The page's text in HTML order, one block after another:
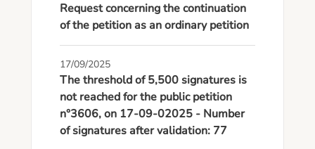
Request concerning the continuation
of the petition as an ordinary petition
17/09/2025
The threshold of 5,500 signatures is
not reached for the public petition
n°3606, on 17-09-02025 - Number
of signatures after validation: 77